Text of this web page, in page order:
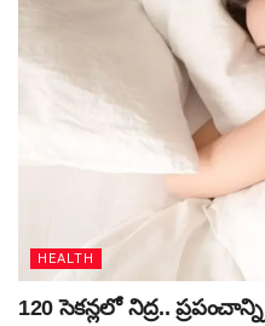
HEALTH
120 సెకన్లలో నిద్ర..